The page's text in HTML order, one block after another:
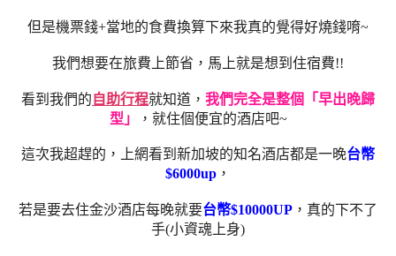
但是機票錢+當地的食費換算下來我真的覺得好燒錢唷~
我們想要在旅費上節省，馬上就是想到住宿費!!
看到我們的 自助行程就知道， 我們完全是整個「早出晚歸
型」
，就住個便宜的酒店吧~
這次我超趕的，上網看到新加坡的知名酒店都是一晚台幣
$6000up ，
若是要去住金沙酒店每晚就要台幣$10000UP ，真的下不了
手(小資魂上身)